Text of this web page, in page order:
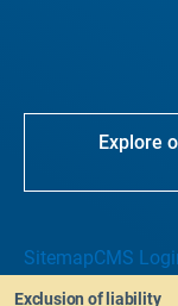
Explore
SitemapCMS
Exclusion of liability